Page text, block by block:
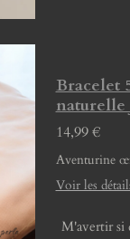
Bracelet
naturelle
14,99 €
Aventurine
Voir les
M'avertir si